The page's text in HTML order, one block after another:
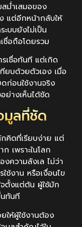
ม่ำเสมอของ
แต่อีกหน้ากลับให้
บบยังไม่เป็น
ชื่อถือโดยรวม
เชื่อทันที แต่เกิด
ยบด้วยตัวเอง เมื่อ
ก่อนใช้งานจริง
ย่างเห็นได้ชัด
มูลที่ชัด
คิดที่เรียบง่าย แต่
เพราะในโลก
งความลังเล ไม่ว่า
ช้งาน หรือเงื่อนไข
ตั้งแต่ต้น ผู้ใช้มัก
ทันที
ให้ผู้ใช้งานต้อง